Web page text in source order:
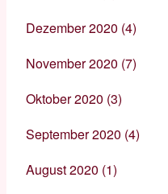
Dezember 2020 (4)
November 2020 (7)
Oktober 2020 (3)
September 2020 (4)
August 2020 (1)